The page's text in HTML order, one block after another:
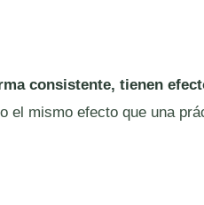
consistente, tienen
mismo efecto que una